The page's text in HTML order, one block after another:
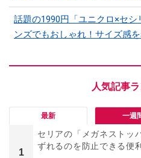
話題の1990円「ユニクロ×セ
ンズでもおしゃれ！サイズ感
最新 一週
1
セリアの「メガネストッ
ずれるのを防止できる便